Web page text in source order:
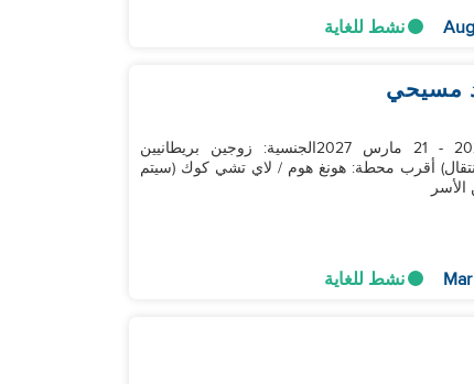
نشط للغاية
مسيحي
المرجع#: ★45260a72da375تاريخ البدء: 7 مارس 2027 - 21 مارس 2027الجنسية: زوجين بريطانيين
أقرب محطة: هونغ هوم / لاي تشي كوك (سيتم
نشط للغاية